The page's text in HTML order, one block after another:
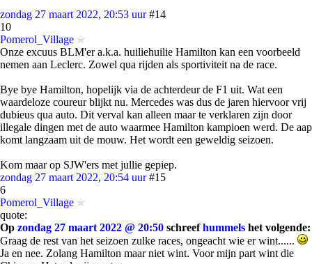
zondag 27 maart 2022, 20:53 uur #14
10
Pomerol_Village
Onze excuus BLM'er a.k.a. huiliehuilie Hamilton kan een voorbeeld
nemen aan Leclerc. Zowel qua rijden als sportiviteit na de race.
Bye bye Hamilton, hopelijk via de achterdeur de F1 uit. Wat een
waardeloze coureur blijkt nu. Mercedes was dus de jaren hiervoor vrij
dubieus qua auto. Dit verval kan alleen maar te verklaren zijn door
illegale dingen met de auto waarmee Hamilton kampioen werd. De aap
komt langzaam uit de mouw. Het wordt een geweldig seizoen.
Kom maar op SJW'ers met jullie gepiep.
zondag 27 maart 2022, 20:54 uur #15
6
Pomerol_Village
quote:
Op zondag 27 maart 2022 @ 20:50 schreefhummels het volgende:
Graag de rest van het seizoen zulke races, ongeacht wie er wint......
Ja en nee. Zolang Hamilton maar niet wint. Voor mijn part wint die